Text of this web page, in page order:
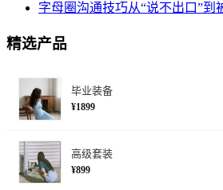
字母圈沟通技巧从“说不出口”到
精选产品
毕业装备
¥1899
高级套装
¥899